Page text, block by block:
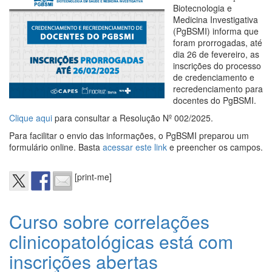
Biotecnologia e
Medicina Investigativa
(PgBSMI) informa que
foram prorrogadas, até
dia 26 de fevereiro, as
inscrições do processo
de credenciamento e
recredenciamento para
docentes do PgBSMI.
Clique aqui para consultar a Resolução Nº 002/2025.
Para facilitar o envio das informações, o PgBSMI preparou um
formulário online. Basta acessar este link e preencher os campos.
[print-me]
Curso sobre correlações
clinicopatológicas está com
inscrições abertas